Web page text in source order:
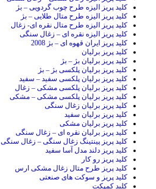
کلید پریز الیزه طرح چوب گردویی – بژ
کلید پریز الیزه طرح متال طلایی – بژ
کلید پریز الیزه طرح متال نقره ای- زغال
کلید پریز الیزه نقره ای – زغال سنگی
کلید پریز ایران قهوه ای – بژ 2008
کلید پریز برلیان
کلید پریز برلیان بژ – بژ
کلید پریز برلیان پلکسی بژ – بژ
کلید پریز برلیان پلکسی سفید – سفید
کلید پریز برلیان پلکسی مشکی – زغال
کلید پریز برلیان پلکسی مشکی – مشکی
کلید پریز برلیان زغال سنگی
کلید پریز برلیان سفید
کلید پریز برلیان مشکی
کلید پریز برلیان نقره ای – زغال سنگی
کلید پریز پینتینگ زغال سنگی – زغال سنگی
کلید پریز دلند مدل آسا سفید
کلید پریز رو کار
کلید پریز طرح متال زغال مشکی ارس
کلید پریز و سوکت های صنعتی
کلید کمپکت